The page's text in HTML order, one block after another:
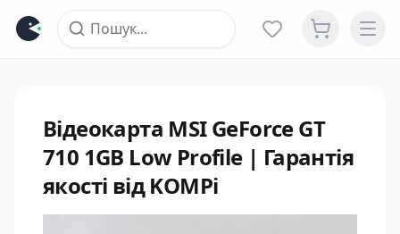
Відеокарта MSI GeForce GT
710 1GB Low Profile | Гарантія
якості від KOMPi